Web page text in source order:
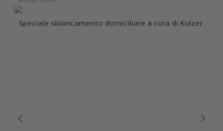
Speciale sbiancamento domiciliare a cura di Kulzer